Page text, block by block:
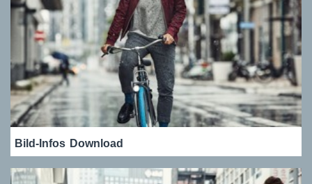
Bild-Infos Download